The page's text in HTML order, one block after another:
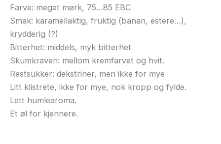
Farve: meget mørk, 75…85 EBC
Smak: karamellaktig, fruktig (banan, estere…),
krydderig (?)
Bitterhet: middels, myk bitterhet
Skumkraven: mellom kremfarvet og hvit.
Restsukker: dekstriner, men ikke for mye
Litt klistrete, ikke for mye, nok kropp og fylde.
Lett humlearoma.
Et øl for kjennere.